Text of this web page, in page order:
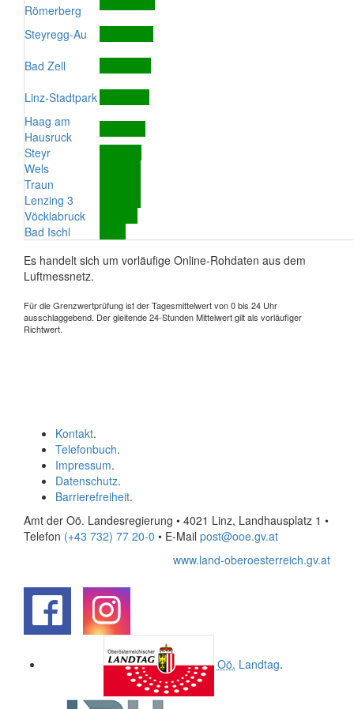
Römerberg
Steyregg-Au
Bad Zell
Linz-Stadtpark
Haag am
Hausruck
Steyr
Wels
Traun
Lenzing 3
Vöcklabruck
Bad Ischl
Es handelt sich um vorläufige Online-Rohdaten aus dem
Luftmessnetz.
Für die Grenzwertprüfung ist der Tagesmittelwert von 0 bis 24 Uhr
ausschlaggebend. Der gleitende 24-Stunden Mittelwert gilt als vorläufiger
Richtwert.
Kontakt.
Telefonbuch.
Impressum.
Datenschutz.
Barrierefreiheit.
Amt der Oö. Landesregierung • 4021 Linz, Landhausplatz 1 •
Telefon (+43 732) 77 20-0 • E-Mail post@ooe.gv.at
www.land-oberoesterreich.gv.at
Oö. Landtag.